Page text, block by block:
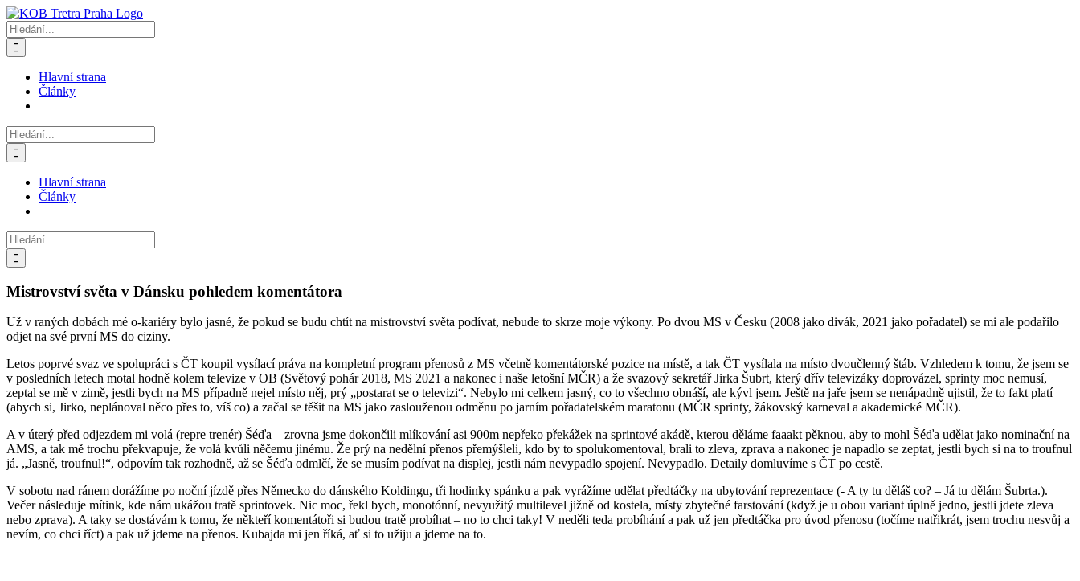
Přeskočit
na
obsah
Hledat:
Hlavní strana
Články
Hledat:
Hlavní strana
Články
Hledat:
Mistrovství světa v Dánsku pohledem komentátora
Už v raných dobách mé o-kariéry bylo jasné, že pokud se budu chtít na mistrovství světa podívat, nebude to skrze moje výkony. Po dvou MS v Česku (2008 jako divák, 2021 jako pořadatel) se mi ale podařilo
odjet na své první MS do ciziny.
Letos poprvé svaz ve spolupráci s ČT koupil vysílací práva na kompletní program přenosů z MS včetně komentátorské pozice na místě, a tak ČT vysílala na místo dvoučlenný štáb. Vzhledem k tomu, že jsem se
v posledních letech motal hodně kolem televize v OB (Světový pohár 2018, MS 2021 a nakonec i naše letošní MČR) a že svazový sekretář Jirka Šubrt, který dřív televizáky doprovázel, sprinty moc nemusí,
zeptal se mě v zimě, jestli bych na MS případně nejel místo něj, prý „postarat se o televizi“. Nebylo mi celkem jasný, co to všechno obnáší, ale kývl jsem. Ještě na jaře jsem se nenápadně ujistil, že to fakt platí
(abych si, Jirko, neplánoval něco přes to, víš co) a začal se těšit na MS jako zaslouženou odměnu po jarním pořadatelském maratonu (MČR sprinty, žákovský karneval a akademické MČR).
A v úterý před odjezdem mi volá (repre trenér) Šéďa – zrovna jsme dokončili mlíkování asi 900m nepřeko překážek na sprintové akádě, kterou děláme faaakt pěknou, aby to mohl Šéďa udělat jako nominační na
AMS, a tak mě trochu překvapuje, že volá kvůli něčemu jinému. Že prý na nedělní přenos přemýšleli, kdo by to spolukomentoval, brali to zleva, zprava a nakonec je napadlo se zeptat, jestli bych si na to troufnul
já. „Jasně, troufnul!“, odpovím tak rozhodně, až se Šéďa odmlčí, že se musím podívat na displej, jestli nám nevypadlo spojení. Nevypadlo. Detaily domluvíme s ČT po cestě.
V sobotu nad ránem dorážíme po noční jízdě přes Německo do dánského Koldingu, tři hodinky spánku a pak vyrážíme udělat předtáčky na ubytování reprezentace (- A ty tu děláš co? – Já tu dělám Šubrta.).
Večer následuje mítink, kde nám ukážou tratě sprintovek. Nic moc, řekl bych, monotónní, nevyužitý multilevel jižně od kostela, místy zbytečné farstování (když je u obou variant úplně jedno, jestli jdete zleva
nebo zprava). A taky se dostávám k tomu, že někteří komentátoři si budou tratě probíhat – no to chci taky! V neděli teda probíhání a pak už jen předtáčka pro úvod přenosu (točíme natřikrát, jsem trochu nesvůj a
nevím, co chci říct) a pak už jdeme na přenos. Kubajda mi jen říká, ať si to užiju a jdeme na to.